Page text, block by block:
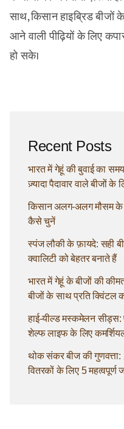
साथ, किसान हाइब्रिड
आने वाली पीढ़ियों के लिए
हो सके।
Recent Posts
भारत में गेहूं की बुवाई का
ज़्यादा पैदावार वाले बीजों के
किसान अलग-अलग मौसम के
कैसे चुनें
स्पंज लौकी के फ़ायदे: सही
क्वालिटी को बेहतर बनाते हैं
भारत में गेहूं के बीजों की
बीजों के साथ प्रति क्विंटल
हाई-यील्ड मस्कमेलन सीड्स:
शेल्फ लाइफ के लिए
थोक संकर बीज की
वितरकों के लिए 5 महत्वपूर्ण